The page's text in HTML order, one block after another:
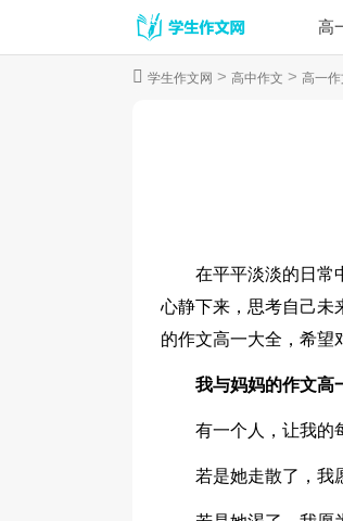
高
学生作文网 > 高中作文 > 高一作
在平平淡淡的日常
心静下来，思考自己未
的作文高一大全，希望
我与妈妈的作文高
有一个人，让我的
若是她走散了，我